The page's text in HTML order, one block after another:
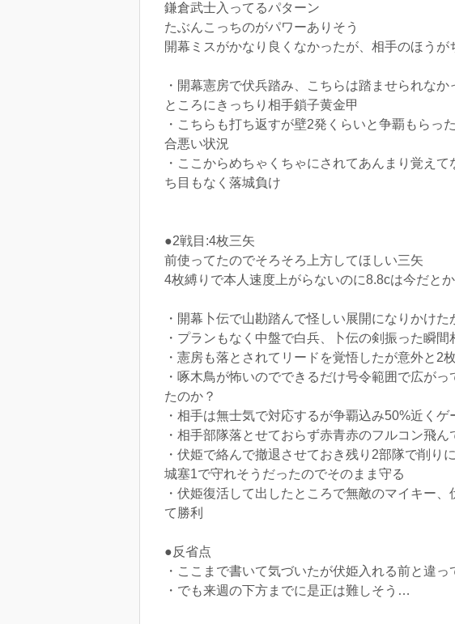
鎌倉武士入ってるパターン
たぶんこっちのがパワーありそう
開幕ミスがかなり良くなかったが、相手のほう
・開幕憲房で伏兵踏み、こちらは踏ませられな
ところにきっちり相手鎖子黄金甲
・こちらも打ち返すが壁2発くらいと争覇もら
合悪い状況
・ここからめちゃくちゃにされてあんまり覚え
ち目もなく落城負け
●2戦目:4枚三矢
前使ってたのでそろそろ上方してほしい三矢
4枚縛りで本人速度上がらないのに8.8cは今だと
・開幕卜伝で山勘踏んで怪しい展開になりかけ
・プランもなく中盤で白兵、卜伝の剣振った瞬
・憲房も落とされてリードを覚悟したが意外と2
・啄木鳥が怖いのでできるだけ号令範囲で広が
たのか？
・相手は無士気で対応するが争覇込み50%近くゲ
・相手部隊落とせておらず赤青赤のフルコン飛
・伏姫で絡んで撤退させておき残り2部隊で削
城塞1で守れそうだったのでそのまま守る
・伏姫復活して出したところで無敵のマイキー
て勝利
●反省点
・ここまで書いて気づいたが伏姫入れる前と違
・でも来週の下方までに是正は難しそう…